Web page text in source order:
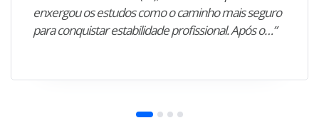
enxergou os estudos como o caminho mais seguro
para conquistar estabilidade profissional. Após o…”